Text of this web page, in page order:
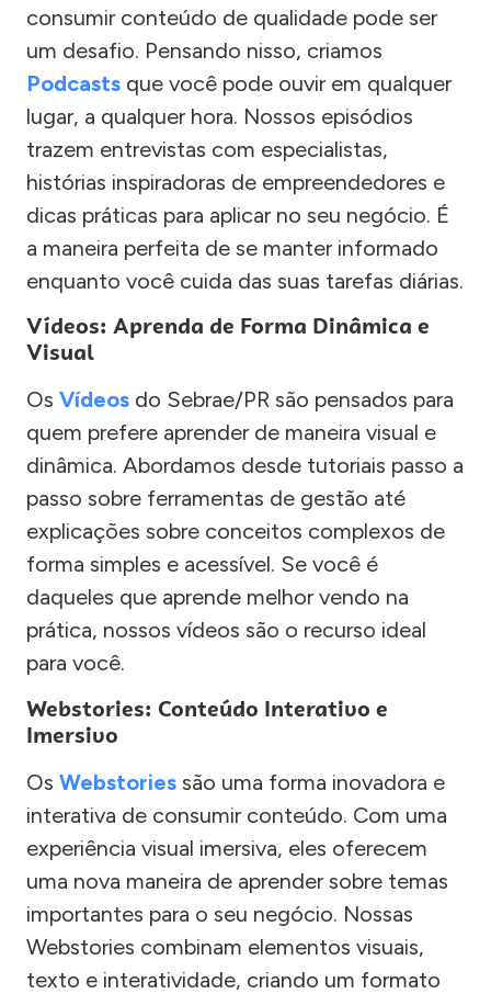
consumir conteúdo de qualidade pode ser
um desafio. Pensando nisso, criamos
Podcasts que você pode ouvir em qualquer
lugar, a qualquer hora. Nossos episódios
trazem entrevistas com especialistas,
histórias inspiradoras de empreendedores e
dicas práticas para aplicar no seu negócio. É
a maneira perfeita de se manter informado
enquanto você cuida das suas tarefas diárias.
Vídeos: Aprenda de Forma Dinâmica e
Visual
Os Vídeos do Sebrae/PR são pensados para
quem prefere aprender de maneira visual e
dinâmica. Abordamos desde tutoriais passo a
passo sobre ferramentas de gestão até
explicações sobre conceitos complexos de
forma simples e acessível. Se você é
daqueles que aprende melhor vendo na
prática, nossos vídeos são o recurso ideal
para você.
Webstories: Conteúdo Interativo e
Imersivo
Os Webstories são uma forma inovadora e
interativa de consumir conteúdo. Com uma
experiência visual imersiva, eles oferecem
uma nova maneira de aprender sobre temas
importantes para o seu negócio. Nossas
Webstories combinam elementos visuais,
texto e interatividade, criando um formato